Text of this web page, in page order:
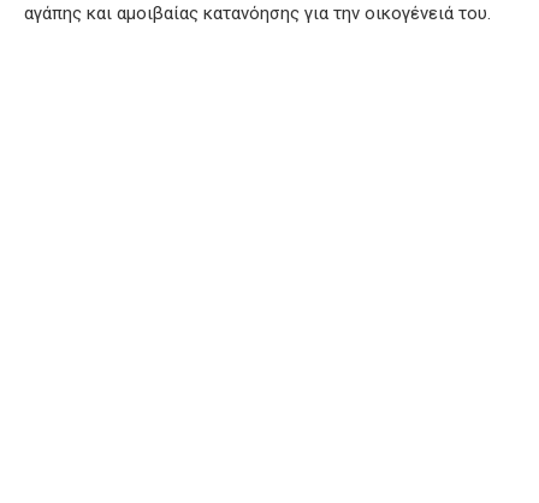
αγάπης και αμοιβαίας κατανόησης για την οικογένειά του.